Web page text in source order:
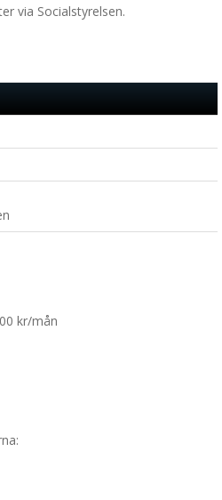
via Socialstyrelsen.
kr/mån